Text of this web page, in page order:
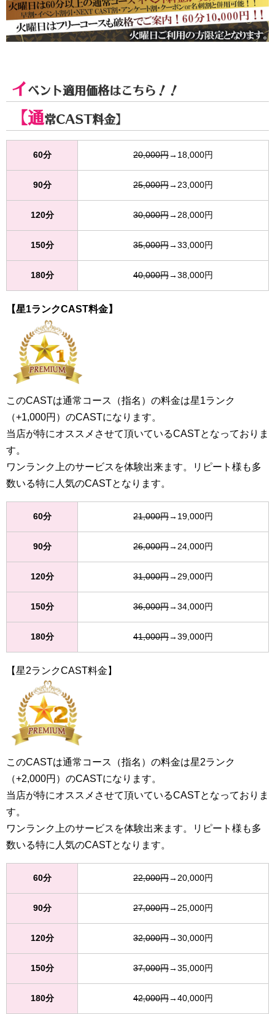
イ ベント適用価格はこちら！！
【通常CAST料金】
60分 20,000円→18,000円
90分 25,000円→23,000円
120分 30,000円→28,000円
150分 35,000円→33,000円
180分 40,000円→38,000円
【星1ランクCAST料金】
このCASTは通常コース（指名）の料金は星1ランク
（+1,000円）のCASTになります。
当店が特にオススメさせて頂いているCASTとなっておりま
す。
ワンランク上のサービスを体験出来ます。リピート様も多
数いる特に人気のCASTとなります。
60分 21,000円→19,000円
90分 26,000円→24,000円
120分 31,000円→29,000円
150分 36,000円→34,000円
180分 41,000円→39,000円
【星2ランクCAST料金】
このCASTは通常コース（指名）の料金は星2ランク
（+2,000円）のCASTになります。
当店が特にオススメさせて頂いているCASTとなっておりま
す。
ワンランク上のサービスを体験出来ます。リピート様も多
数いる特に人気のCASTとなります。
60分 22,000円→20,000円
90分 27,000円→25,000円
120分 32,000円→30,000円
150分 37,000円→35,000円
180分 42,000円→40,000円